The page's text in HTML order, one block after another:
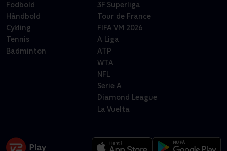
Fodbold
Håndbold
Cykling
Tennis
Badminton
3F Superliga
Tour de France
FIFA VM 2026
A Liga
ATP
WTA
NFL
Serie A
Diamond League
La Vuelta